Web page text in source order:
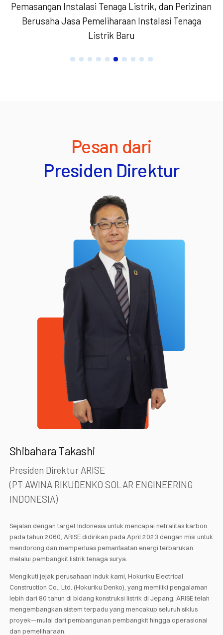
Pemasangan Instalasi Tenaga Listrik, dan Perizinan
Berusaha Jasa Pemeliharaan Instalasi Tenaga
Listrik Baru
Pesan dari
Presiden Direktur
Shibahara Takashi
Presiden Direktur ARISE
(PT AWINA RIKUDENKO SOLAR ENGINEERING
INDONESIA)
Sejalan dengan target Indonesia untuk mencapai netralitas karbon
pada tahun 2060, ARISE didirikan pada April 2023 dengan misi untuk
mendorong dan memperluas pemanfaatan energi terbarukan
melalui pembangkit listrik tenaga surya.
Mengikuti jejak perusahaan induk kami, Hokuriku Electrical
Construction Co., Ltd. (Hokuriku Denko), yang memiliki pengalaman
lebih dari 80 tahun di bidang konstruksi listrik di Jepang, ARISE telah
mengembangkan sistem terpadu yang mencakup seluruh siklus
proyek—mulai dari pembangunan pembangkit hingga operasional
dan pemeliharaan.